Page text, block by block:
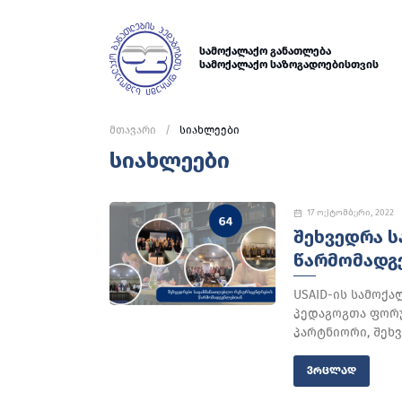
სამოქალაქო განათლება
სამოქალაქო საზოგადოებისთვის
მთავარი სიახლეები
სიახლეები
17 ოქტომბერი, 2022
ᲨᲔᲮᲕᲔᲓᲠᲐ
USAID-ის
პედაგოგთა
პარტნიორი,
ᲕᲠᲪᲚᲐᲓ